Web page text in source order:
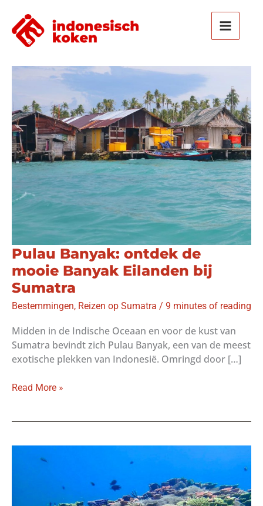
naar
inhoud
Pulau Banyak: ontdek de
mooie Banyak Eilanden bij
Sumatra
Bestemmingen, Reizen op Sumatra / 9 minutes of reading
Midden in de Indische Oceaan en voor de kust van
Sumatra bevindt zich Pulau Banyak, een van de meest
exotische plekken van Indonesië. Omringd door […]
Pulau
mooie
Banyak
Read More »